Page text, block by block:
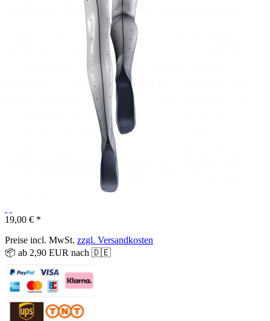
19,00 € *
Preise incl. MwSt. zzgl. Versandkosten
📦 ab 2,90 EUR nach 🇩🇪